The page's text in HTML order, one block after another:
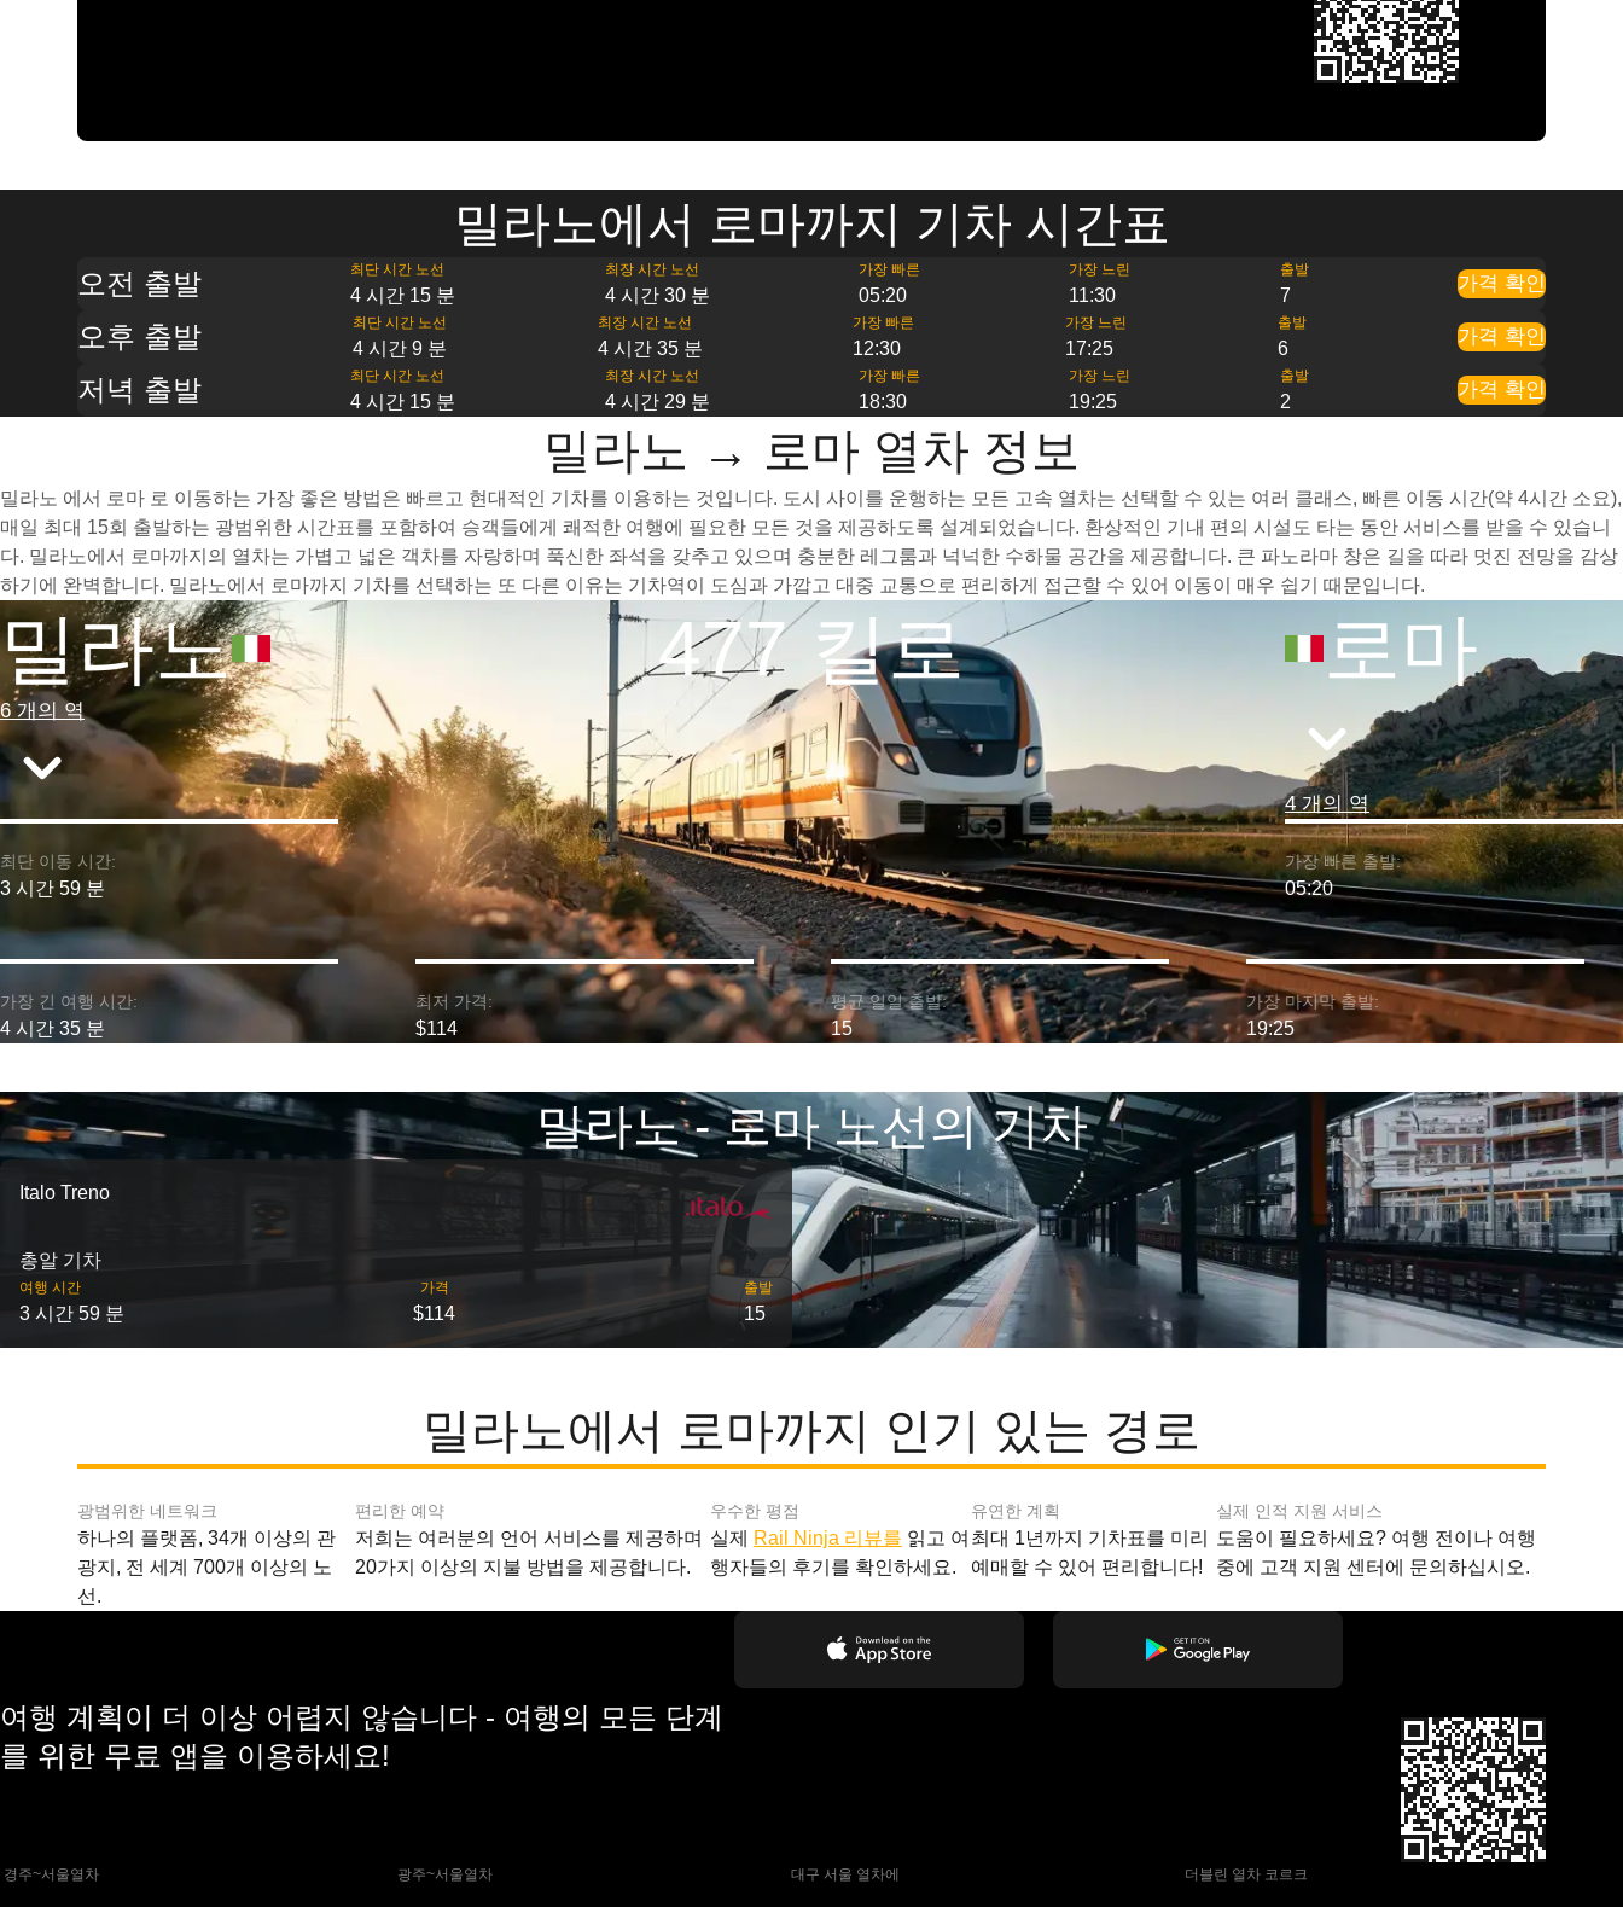
밀라노에서 로마까지 기차 시간표
오전 출발 최단 시간 노선
4 시간 15 분
최장 시간 노선
4 시간 30 분
가장 빠른
05:20
가장 느린
11:30
출발
7
가격 확인
오후 출발 최단 시간 노선
4 시간 9 분
최장 시간 노선
4 시간 35 분
가장 빠른
12:30
가장 느린
17:25
출발
6
가격 확인
저녁 출발 최단 시간 노선
4 시간 15 분
최장 시간 노선
4 시간 29 분
가장 빠른
18:30
가장 느린
19:25
출발
2
가격 확인
밀라노 → 로마 열차 정보
밀라노 에서 로마 로 이동하는 가장 좋은 방법은 빠르고 현대적인 기차를 이용하는 것입니다. 도시 사이를 운행하는 모든 고속 열차는 선택할 수 있는 여러 클래스, 빠른 이동 시간(약 4시간 소요),
매일 최대 15회 출발하는 광범위한 시간표를 포함하여 승객들에게 쾌적한 여행에 필요한 모든 것을 제공하도록 설계되었습니다. 환상적인 기내 편의 시설도 타는 동안 서비스를 받을 수 있습니
다. 밀라노에서 로마까지의 열차는 가볍고 넓은 객차를 자랑하며 푹신한 좌석을 갖추고 있으며 충분한 레그룸과 넉넉한 수하물 공간을 제공합니다. 큰 파노라마 창은 길을 따라 멋진 전망을 감상
하기에 완벽합니다. 밀라노에서 로마까지 기차를 선택하는 또 다른 이유는 기차역이 도심과 가깝고 대중 교통으로 편리하게 접근할 수 있어 이동이 매우 쉽기 때문입니다.
밀라노
6 개의 역
477 킬로 로마
4 개의 역
최단 이동 시간:
3 시간 59 분
가장 빠른 출발:
05:20
가장 긴 여행 시간:
4 시간 35 분
최저 가격:
$114
평균 일일 출발:
15
가장 마지막 출발:
19:25
밀라노 - 로마 노선의 기차
Italo Treno
총알 기차
여행 시간
3 시간 59 분
가격
$114
출발
15
밀라노에서 로마까지 인기 있는 경로
광범위한 네트워크
하나의 플랫폼, 34개 이상의 관
광지, 전 세계 700개 이상의 노
선.
편리한 예약
저희는 여러분의 언어 서비스를 제공하며
20가지 이상의 지불 방법을 제공합니다.
우수한 평점
실제 Rail Ninja 리뷰를 읽고 여
행자들의 후기를 확인하세요.
유연한 계획
최대 1년까지 기차표를 미리
예매할 수 있어 편리합니다!
실제 인적 지원 서비스
도움이 필요하세요? 여행 전이나 여행
중에 고객 지원 센터에 문의하십시오.
여행 계획이 더 이상 어렵지 않습니다 - 여행의 모든 단계
를 위한 무료 앱을 이용하세요!
경주~서울열차 광주~서울열차 대구 서울 열차에 더블린 열차 코르크